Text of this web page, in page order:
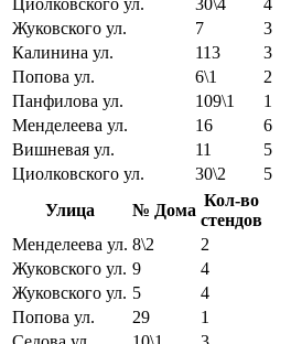
Жуковского ул.
7
3
Калинина ул.
113
3
Попова ул.
6\1
2
Панфилова ул.
109\1
1
Менделеева ул.
16
6
Вишневая ул.
11
5
Циолковского ул.
30\2
5
Улица
№ Дома
Кол-во
стендов
Менделеева ул. 8\2
2
Жуковского ул. 9
4
Жуковского ул. 5
4
Попова ул.
29
1